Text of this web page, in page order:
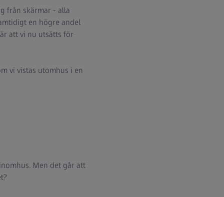
från skärmar - alla
en högre andel
att vi nu utsätts för
vi vistas utomhus i en
Men det går att